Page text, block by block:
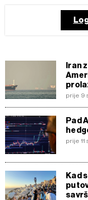
Iran
prije 9
Pad
prije 11
Kad